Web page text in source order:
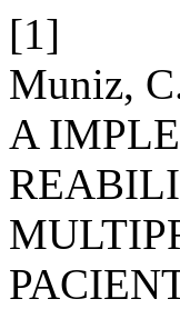
[1]
Muniz,
A